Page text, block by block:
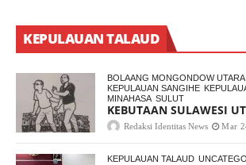
KEPULAUAN TALAUD
BOLAANG MONGONDOW UTARA
KEPULAUAN SANGIHE
MINAHASA SULUT
KEBUTAAN SULAWESI
Redaksi Identitas News Mar
KEPULAUAN TALAUD